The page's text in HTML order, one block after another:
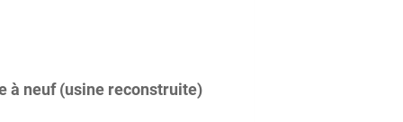
à neuf (usine reconstruite)